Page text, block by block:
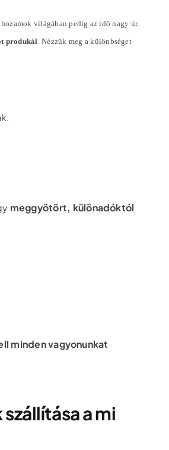
hozamok világában pedig az idő nagy úr.
produkál . Nézzük meg a különbséget
meggyötört, különadóktól
minden vagyonunkat
a mi